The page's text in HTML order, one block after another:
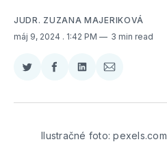
JUDR. ZUZANA MAJERIKOVÁ
máj 9, 2024 . 1:42 PM 3 min read
Zdieľať
Twitter
Zdieľať
Facebooku
Zdieľať
LinkedIne
Zdieľať
E-
Ilustračné foto: pexels.com